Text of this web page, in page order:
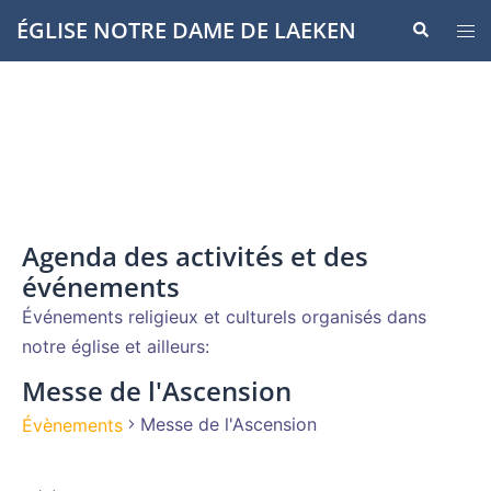
Aller
auÉGLISE NOTRE DAME DE LAEKEN
le
Agenda des activités et des
événements
Événements religieux et culturels organisés dans
notre église et ailleurs:
Messe de l'Ascension
Évènements Messe de l'Ascension